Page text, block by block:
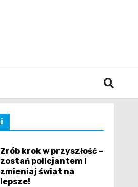
Zrób krok w przyszłość –
zostań policjantem i
zmieniaj świat na
lepsze!